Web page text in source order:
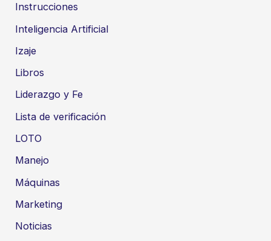
Instrucciones
Inteligencia Artificial
Izaje
Libros
Liderazgo y Fe
Lista de verificación
LOTO
Manejo
Máquinas
Marketing
Noticias